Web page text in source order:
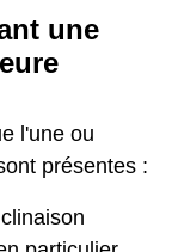
une
l'une ou
présentes :